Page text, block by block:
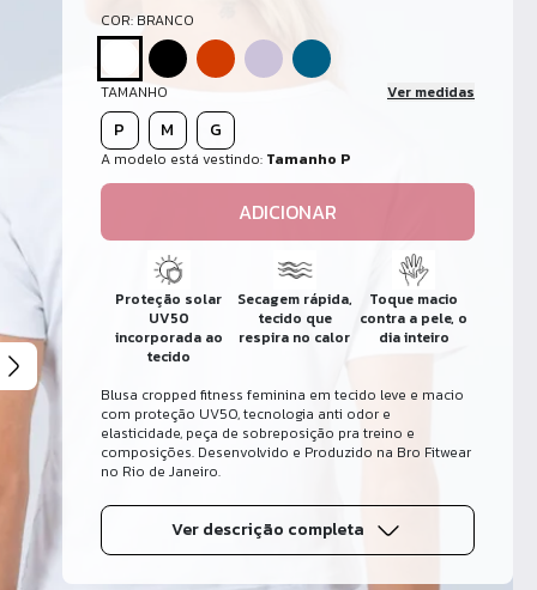
COR: BRANCO
TAMANHO Ver medidas
P M G
A modelo está vestindo: Tamanho P
ADICIONAR
Proteção solar
UV50
incorporada ao
tecido
Secagem rápida,
tecido que
respira no calor
Toque macio
contra a pele, o
dia inteiro
Blusa cropped fitness feminina em tecido leve e macio
com proteção UV50, tecnologia anti odor e
elasticidade, peça de sobreposição pra treino e
composições. Desenvolvido e Produzido na Bro Fitwear
no Rio de Janeiro.
Ver descrição completa